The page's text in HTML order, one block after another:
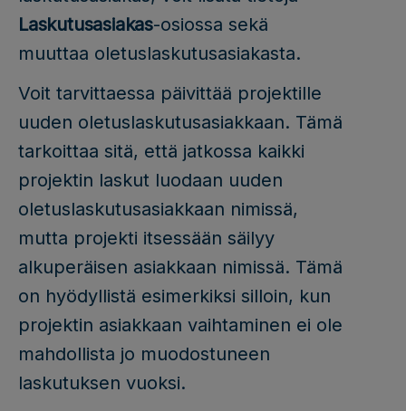
Laskutusasiakas-osiossa sekä
muuttaa oletuslaskutusasiakasta.
Voit tarvittaessa päivittää projektille
uuden oletuslaskutusasiakkaan. Tämä
tarkoittaa sitä, että jatkossa kaikki
projektin laskut luodaan uuden
oletuslaskutusasiakkaan nimissä,
mutta projekti itsessään säilyy
alkuperäisen asiakkaan nimissä. Tämä
on hyödyllistä esimerkiksi silloin, kun
projektin asiakkaan vaihtaminen ei ole
mahdollista jo muodostuneen
laskutuksen vuoksi.